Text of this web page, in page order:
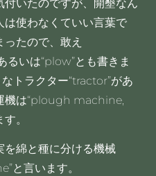
いたのですが、開墾なん
は使わなくていい言葉で
たので、敢え
るいは“plow”とも書きま
トラクター“tractor”があ
機は“plough machine,
。
を綿と種に分ける機械
と言います。